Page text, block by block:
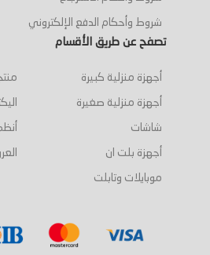
شروط وأحكام الدفع الإلكتروني
تصفح عن طريق الأقسام
أجهزة منزلية كبيرة
أجهزة منزلية صغيرة
شاشات
أجهزة بلت ان
موبايلات وتابلت